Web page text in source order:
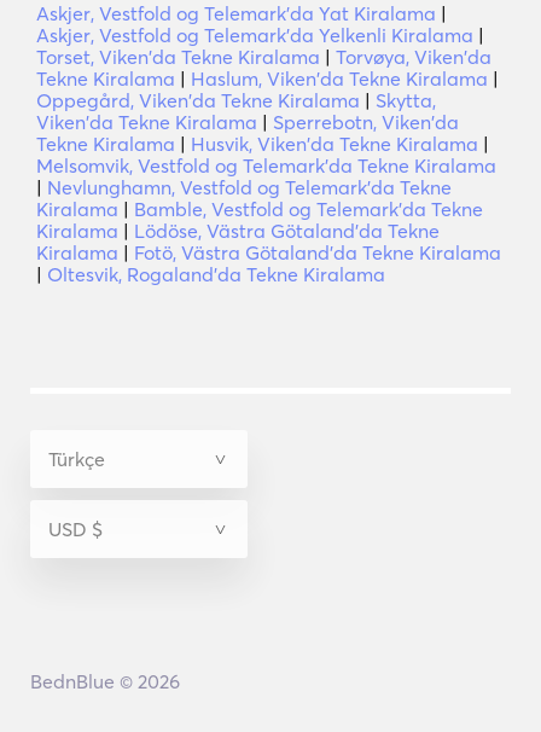
Askjer, Vestfold og Telemark'da Yat Kiralama |
Askjer, Vestfold og Telemark'da Yelkenli Kiralama |
Torset, Viken'da Tekne Kiralama | Torvøya, Viken'da
Tekne Kiralama | Haslum, Viken'da Tekne Kiralama |
Oppegård, Viken'da Tekne Kiralama | Skytta,
Viken'da Tekne Kiralama | Sperrebotn, Viken'da
Tekne Kiralama | Husvik, Viken'da Tekne Kiralama |
Melsomvik, Vestfold og Telemark'da Tekne Kiralama
| Nevlunghamn, Vestfold og Telemark'da Tekne
Kiralama | Bamble, Vestfold og Telemark'da Tekne
Kiralama | Lödöse, Västra Götaland'da Tekne
Kiralama | Fotö, Västra Götaland'da Tekne Kiralama
| Oltesvik, Rogaland'da Tekne Kiralama
BednBlue © 2026